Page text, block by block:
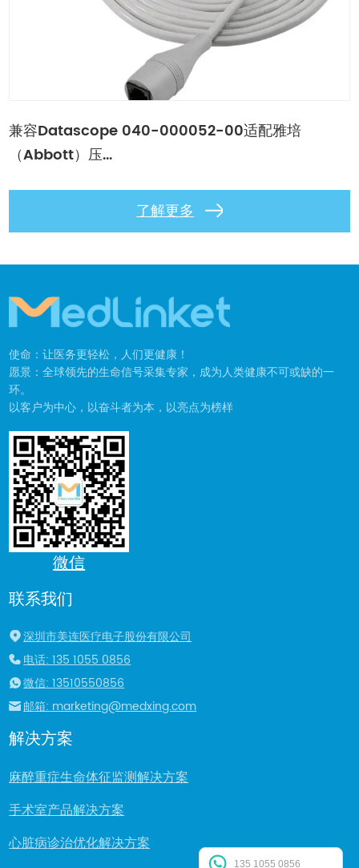
兼容Datascope 040-000052-00适配雅培
（Abbott）压...
了解更多
使命：让医务更轻松，人们更健康！
愿景：全球领先的生命信号采集专家，成为人类健康不可或缺的一
环。
以客户为中心，以奋斗者为本，以亮点为榜样
微信
联系我们
深圳市美连医疗电子股份有限公司
电话: 135 1055 0856
微信: 13510550856
邮箱: marketing@medxing.com
解决方案
麻醉重症生命体征监测解决方案
手术室产品解决方案
心脏病诊治优化解决方案
135 1055 0856